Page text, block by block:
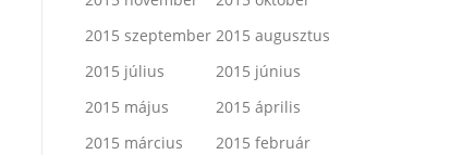
2015 szeptember 2015 augusztus
2015 július
2015 június
2015 május
2015 április
2015 március
2015 február